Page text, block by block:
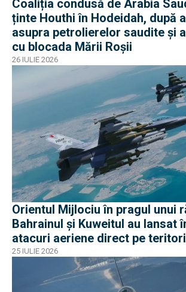
Coaliția condusă de Arabia
ținte Houthi în Hodeidah, după
asupra petrolierelor saudite și
cu blocada Mării Roșii
26 IULIE 2026
Orientul Mijlociu în pragul unui
Bahrainul și Kuweitul au lansat
atacuri aeriene direct pe
25 IULIE 2026